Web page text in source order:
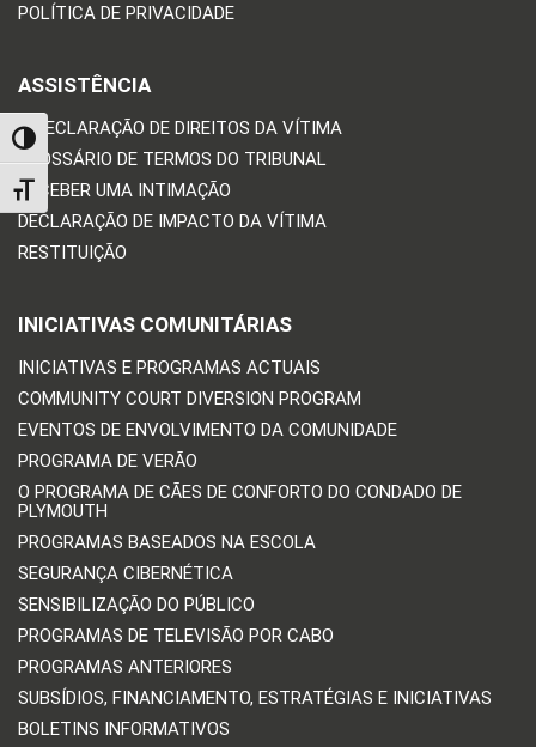
TOGGLE HIGH CONTRAST
TOGGLE FONT SIZE
POLÍTICA DE PRIVACIDADE
ASSISTÊNCIA
A DECLARAÇÃO DE DIREITOS DA VÍTIMA
GLOSSÁRIO DE TERMOS DO TRIBUNAL
RECEBER UMA INTIMAÇÃO
DECLARAÇÃO DE IMPACTO DA VÍTIMA
RESTITUIÇÃO
INICIATIVAS COMUNITÁRIAS
INICIATIVAS E PROGRAMAS ACTUAIS
COMMUNITY COURT DIVERSION PROGRAM
EVENTOS DE ENVOLVIMENTO DA COMUNIDADE
PROGRAMA DE VERÃO
O PROGRAMA DE CÃES DE CONFORTO DO CONDADO DE
PLYMOUTH
PROGRAMAS BASEADOS NA ESCOLA
SEGURANÇA CIBERNÉTICA
SENSIBILIZAÇÃO DO PÚBLICO
PROGRAMAS DE TELEVISÃO POR CABO
PROGRAMAS ANTERIORES
SUBSÍDIOS, FINANCIAMENTO, ESTRATÉGIAS E INICIATIVAS
BOLETINS INFORMATIVOS